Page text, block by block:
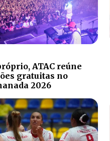
ATAC reúne
gratuitas no
2026